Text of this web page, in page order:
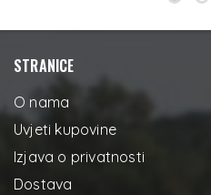
STRANICE
O nama
Uvjeti kupovine
Izjava o privatnosti
Dostava